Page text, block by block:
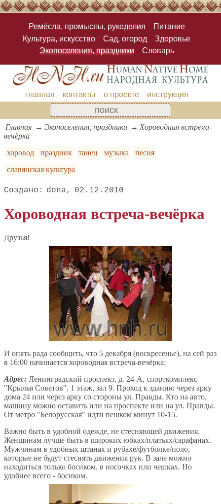
Ремёсла, промыслы, рукоделия
Питание
Культура, искусство
Сад, огород
Здоровье
Экопоселения, праздники
Словарь
главная контакты о проекте инструкция
Главная Экопоселения, праздники
Хороводная встреча-
вечёрка
хоровод
праздник танец музыка
песня
славянская культура
dona 02.12.2010
Хороводная встреча-вечёрка
Друзья!
И опять рада сообщить, что 5 декабря (воскресенье), на сей раз
в 16:00 начинается хороводная встреча-вечёрка:
Адрес: Ленинградский проспект, д. 24-А, спорткомплекс
"Крылья Советов", 1 этаж, зал 9. Проход к зданию через арку
дома 24 или через арку со стороны ул. Правды. Кто на авто,
машину можно оставить или на проспекте или на ул. Правды.
От метро "Белорусская" идти пешком минут 10-15.
Важно быть в удобной одежде, не стесняющей движения.
Женщинам лучше быть в широких юбках/платьях/сарафанах.
Мужчинам в удобных штанах и рубахе/футболке/поло,
которые не будут стеснять движения рук. В зале можно
находиться только босиком, в носочках или чешках. Но
удобнее всего - босиком.